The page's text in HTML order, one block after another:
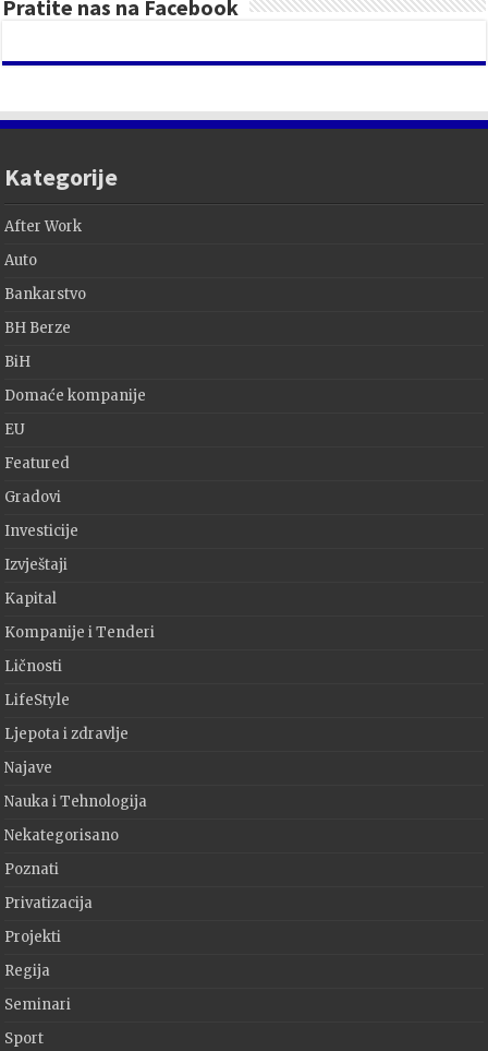
Pratite nas na Facebook
Kategorije
After Work
Auto
Bankarstvo
BH Berze
BiH
Domaće kompanije
EU
Featured
Gradovi
Investicije
Izvještaji
Kapital
Kompanije i Tenderi
Ličnosti
LifeStyle
Ljepota i zdravlje
Najave
Nauka i Tehnologija
Nekategorisano
Poznati
Privatizacija
Projekti
Regija
Seminari
Sport